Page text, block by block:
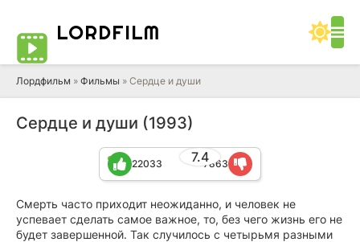
LORDFILM
Лордфильм » Фильмы » Сердце и души
Сердце и души (1993)
7.4
22033 7863
Смерть часто приходит неожиданно, и человек не
успевает сделать самое важное, то, без чего жизнь его не
будет завершенной. Так случилось с четырьмя разными